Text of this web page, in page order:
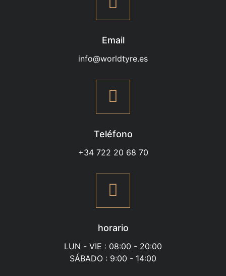
Email
info@worldtyre.es
Teléfono
+34 722 20 68 70
horario
LUN - VIE : 08:00 - 20:00
SÁBADO : 9:00 - 14:00